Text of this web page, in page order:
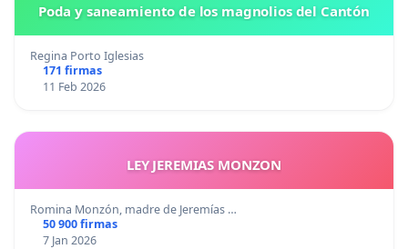
Poda y saneamiento de los magnolios del Cantón
Regina Porto Iglesias
171 firmas
11 Feb 2026
LEY JEREMIAS MONZON
Romina Monzón, madre de Jeremías …
50 900 firmas
7 Jan 2026